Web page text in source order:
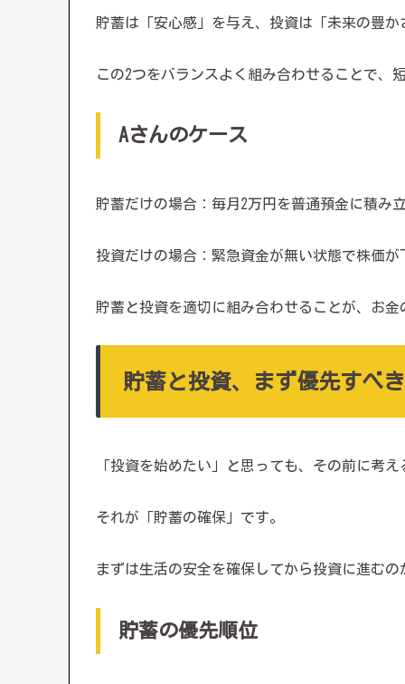
貯蓄は「安心感」を与え、投資は「未来の豊か
この2つをバランスよく組み合わせることで、
Aさんのケース
貯蓄だけの場合：毎月2万円を普通預金に積み
投資だけの場合：緊急資金が無い状態で株価
貯蓄と投資を適切に組み合わせることが、お
貯蓄と投資、まず優先すべ
「投資を始めたい」と思っても、その前に考
それが「貯蓄の確保」です。
まずは生活の安全を確保してから投資に進むの
貯蓄の優先順位